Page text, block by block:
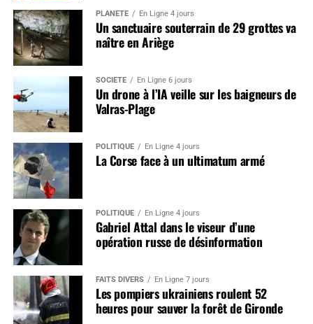
PLANÈTE En Ligne 4 jours
Un sanctuaire souterrain de 29 grottes va
naître en Ariège
SOCIÉTÉ En Ligne 6 jours
Un drone à l’IA veille sur les baigneurs de
Valras-Plage
POLITIQUE En Ligne 4 jours
La Corse face à un ultimatum armé
POLITIQUE En Ligne 4 jours
Gabriel Attal dans le viseur d’une
opération russe de désinformation
FAITS DIVERS En Ligne 7 jours
Les pompiers ukrainiens roulent 52
heures pour sauver la forêt de Gironde